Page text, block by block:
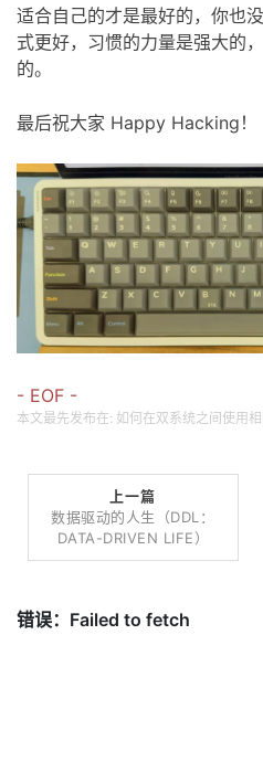
适合自己的才是最好的，你也
式更好，习惯的力量是强大的
的。
最后祝大家 Happy Hacking！
- EOF -
本文最先发布在: 如何在双系统之间使用
上一篇
数据驱动的人生（DDL：
DATA-DRIVEN LIFE）